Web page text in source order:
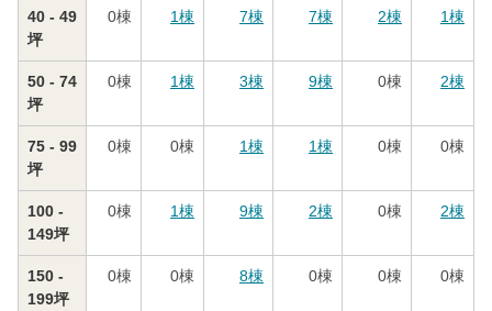
40 - 49
坪
0棟 1棟 7棟 7棟 2棟 1棟
50 - 74
坪
0棟 1棟 3棟 9棟 0棟 2棟
75 - 99
坪
0棟 0棟 1棟 1棟 0棟 0棟
100 -
149坪
0棟 1棟 9棟 2棟 0棟 2棟
150 -
199坪
0棟 0棟 8棟 0棟 0棟 0棟